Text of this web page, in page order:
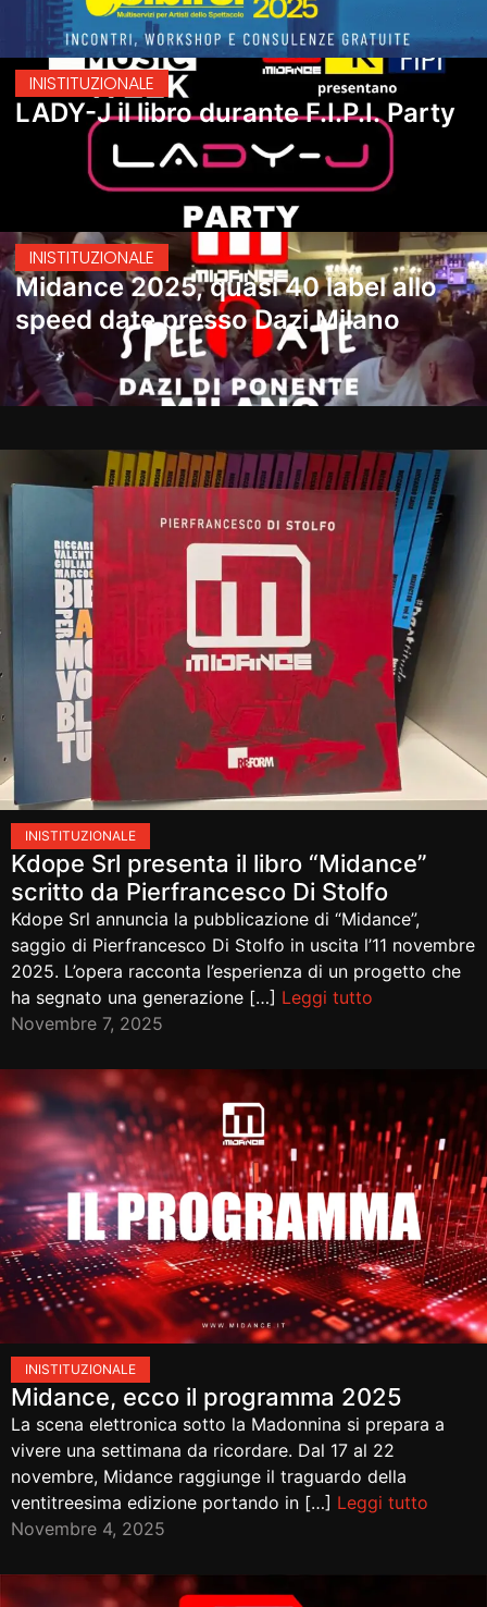
INISTITUZIONALE
LADY-J il libro durante F.I.P.I. Party
INISTITUZIONALE
Midance 2025, quasi 40 label allo
speed date presso Dazi Milano
INISTITUZIONALE
Kdope Srl presenta il libro “Midance”
scritto da Pierfrancesco Di Stolfo
Kdope Srl annuncia la pubblicazione di “Midance”,
saggio di Pierfrancesco Di Stolfo in uscita l’11 novembre
2025. L’opera racconta l’esperienza di un progetto che
ha segnato una generazione […] Leggi tutto
Novembre 7, 2025
INISTITUZIONALE
Midance, ecco il programma 2025
La scena elettronica sotto la Madonnina si prepara a
vivere una settimana da ricordare. Dal 17 al 22
novembre, Midance raggiunge il traguardo della
ventitreesima edizione portando in […] Leggi tutto
Novembre 4, 2025